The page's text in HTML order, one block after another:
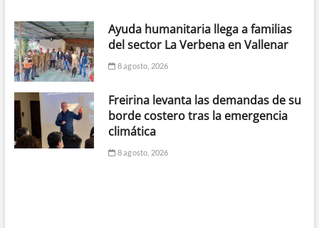
Ayuda humanitaria llega a familias
del sector La Verbena en Vallenar
8 agosto, 2026
Freirina levanta las demandas de su
borde costero tras la emergencia
climática
8 agosto, 2026